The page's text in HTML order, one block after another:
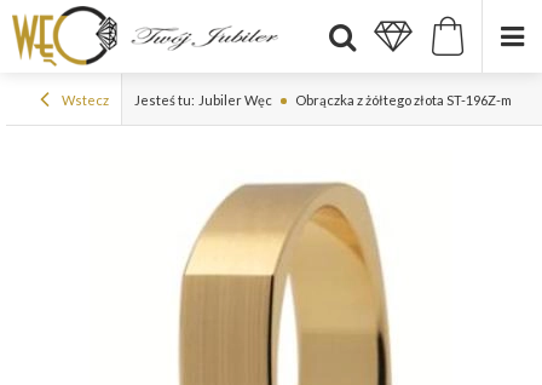
Wstecz Jesteś tu: Jubiler Węc Obrączka z żółtego złota ST-196Z-m